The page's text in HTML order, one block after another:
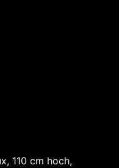
110 cm hoch,